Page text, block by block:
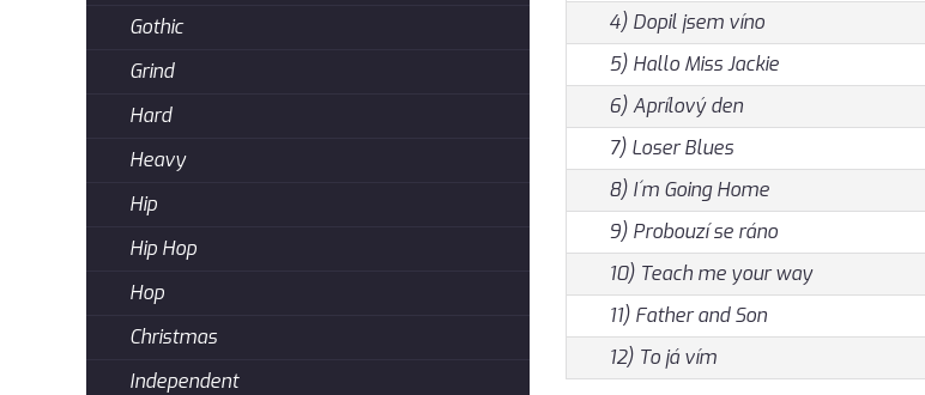
4) Dopil jsem víno
5) Hallo Miss Jackie
6) Aprílový den
7) Loser Blues
8) I´m Going Home
9) Probouzí se ráno
10) Teach me your way
11) Father and Son
12) To já vím
Gothic
Grind
Hard
Heavy
Hip
Hip Hop
Hop
Christmas
Independent